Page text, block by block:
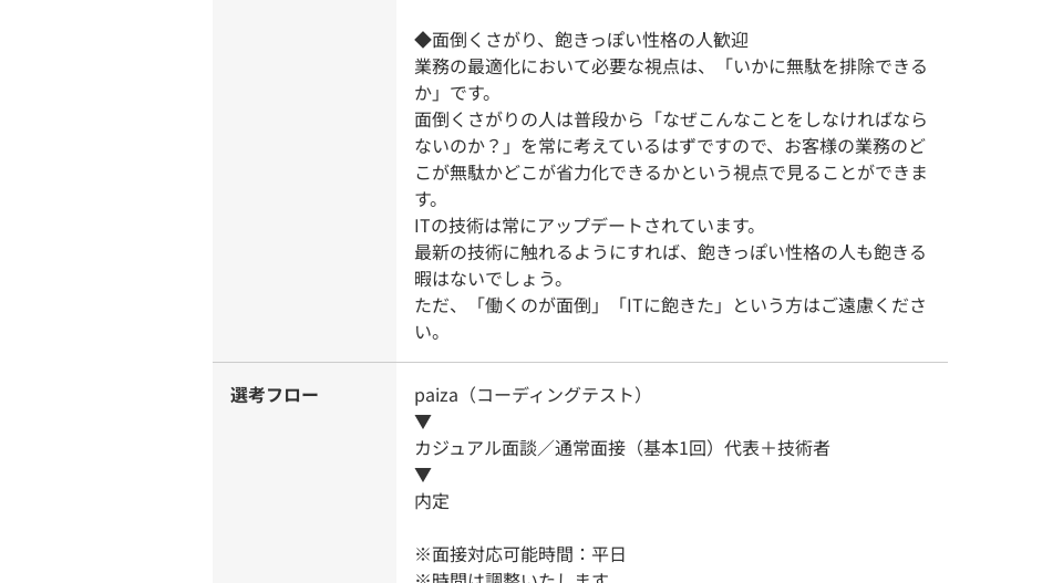
◆面倒くさがり、飽きっぽい性格の人歓迎
業務の最適化において必要な視点は、「いかに無駄を排除できる
か」です。
面倒くさがりの人は普段から「なぜこんなことをしなければなら
ないのか？」を常に考えているはずですので、お客様の業務のど
こが無駄かどこが省力化できるかという視点で見ることができま
す。
ITの技術は常にアップデートされています。
最新の技術に触れるようにすれば、飽きっぽい性格の人も飽きる
暇はないでしょう。
ただ、「働くのが面倒」「ITに飽きた」という方はご遠慮くださ
い。
選考フロー
paiza（コーディングテスト）
▼
カジュアル面談／通常面接（基本1回）代表＋技術者
▼
内定
※面接対応可能時間：平日